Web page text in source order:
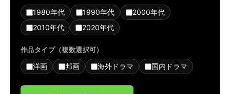
1980年代 1990年代
2000年代
2010年代
2020年代
作品タイプ（複数選択可）
洋画 邦画 海外ドラマ 国内ドラマ